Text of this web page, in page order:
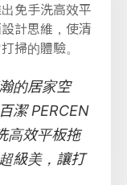
免手洗高效平
計思維，使清
掃的體驗。
的居家空
潔 PERCEN
高效平板拖
級美，讓打